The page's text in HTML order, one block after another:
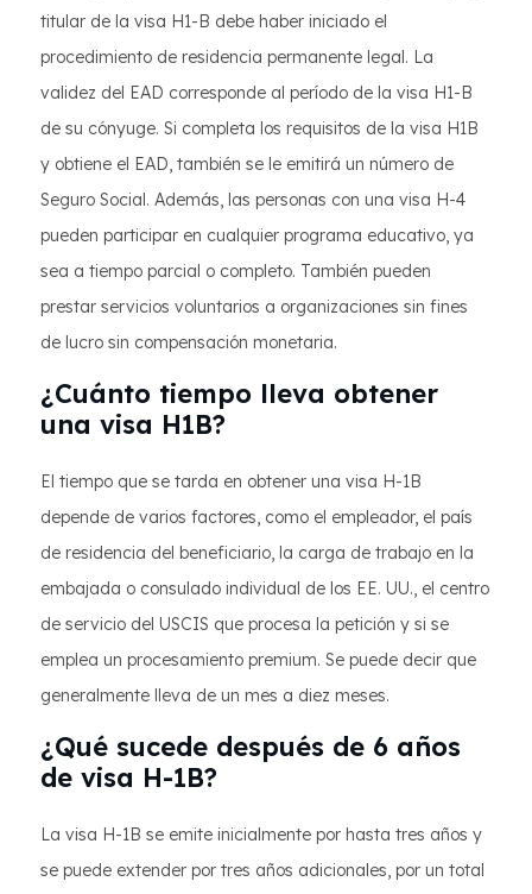
titular de la visa H1-B debe haber iniciado el
procedimiento de residencia permanente legal. La
validez del EAD corresponde al período de la visa H1-B
de su cónyuge. Si completa los requisitos de la visa H1B
y obtiene el EAD, también se le emitirá un número de
Seguro Social. Además, las personas con una visa H-4
pueden participar en cualquier programa educativo, ya
sea a tiempo parcial o completo. También pueden
prestar servicios voluntarios a organizaciones sin fines
de lucro sin compensación monetaria.
¿Cuánto tiempo lleva obtener
una visa H1B?
El tiempo que se tarda en obtener una visa H-1B
depende de varios factores, como el empleador, el país
de residencia del beneficiario, la carga de trabajo en la
embajada o consulado individual de los EE. UU., el centro
de servicio del USCIS que procesa la petición y si se
emplea un procesamiento premium. Se puede decir que
generalmente lleva de un mes a diez meses.
¿Qué sucede después de 6 años
de visa H-1B?
La visa H-1B se emite inicialmente por hasta tres años y
se puede extender por tres años adicionales, por un total